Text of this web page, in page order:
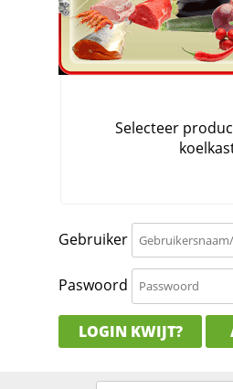
Gebruiker
Paswoord
LOGIN KWIJT?